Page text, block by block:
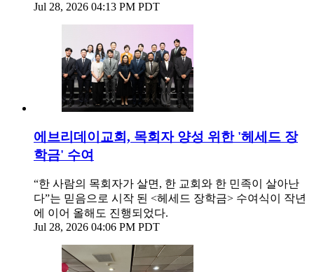
Jul 28, 2026 04:13 PM PDT
에브리데이교회, 목회자 양성 위한 '헤세드 장
학금' 수여
“한 사람의 목회자가 살면, 한 교회와 한 민족이 살아난
다”는 믿음으로 시작 된 <헤세드 장학금> 수여식이 작년
에 이어 올해도 진행되었다.
Jul 28, 2026 04:06 PM PDT